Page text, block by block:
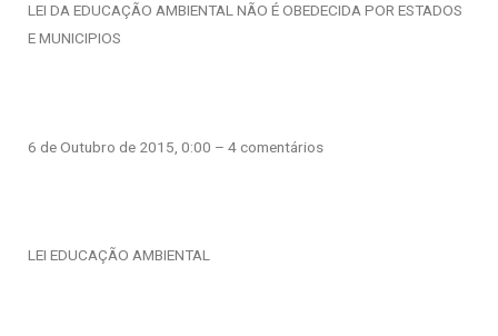
LEI DA EDUCAÇÃO AMBIENTAL NÃO É OBEDECIDA POR ESTADOS
E MUNICIPIOS
6 de Outubro de 2015, 0:00 – 4 comentários
LEI EDUCAÇÃO AMBIENTAL